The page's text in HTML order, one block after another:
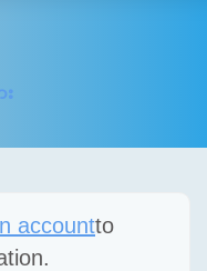
accountto